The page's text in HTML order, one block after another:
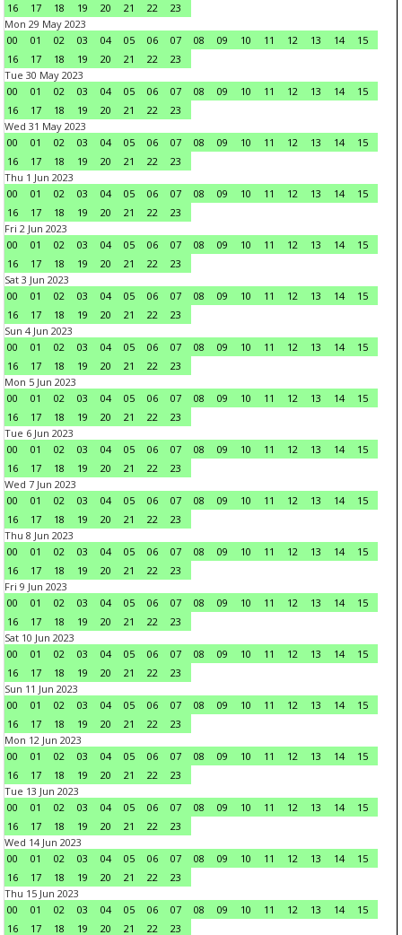
16
17 18 19 20 21 22
23
Mon 29 May 2023
00
01 02 03 04 05 06 07 08 09 10 11 12 13 14
15
16
17 18 19 20 21 22
23
Tue 30 May 2023
00
01 02 03 04 05 06 07 08 09 10 11 12 13 14
15
16
17 18 19 20 21 22
23
Wed 31 May 2023
00
01 02 03 04 05 06 07 08 09 10 11 12 13 14
15
16
17 18 19 20 21 22
23
Thu 1 Jun 2023
00
01 02 03 04 05 06 07 08 09 10 11 12 13 14
15
16
17 18 19 20 21 22
23
Fri 2 Jun 2023
00
01 02 03 04 05 06 07 08 09 10 11 12 13 14
15
16
17 18 19 20 21 22
23
Sat 3 Jun 2023
00
01 02 03 04 05 06 07 08 09 10 11 12 13 14
15
16
17 18 19 20 21 22
23
Sun 4 Jun 2023
00
01 02 03 04 05 06 07 08 09 10 11 12 13 14
15
16
17 18 19 20 21 22
23
Mon 5 Jun 2023
00
01 02 03 04 05 06 07 08 09 10 11 12 13 14
15
16
17 18 19 20 21 22
23
Tue 6 Jun 2023
00
01 02 03 04 05 06 07 08 09 10 11 12 13 14
15
16
17 18 19 20 21 22
23
Wed 7 Jun 2023
00
01 02 03 04 05 06 07 08 09 10 11 12 13 14
15
16
17 18 19 20 21 22
23
Thu 8 Jun 2023
00
01 02 03 04 05 06 07 08 09 10 11 12 13 14
15
16
17 18 19 20 21 22
23
Fri 9 Jun 2023
00
01 02 03 04 05 06 07 08 09 10 11 12 13 14
15
16
17 18 19 20 21 22
23
Sat 10 Jun 2023
00
01 02 03 04 05 06 07 08 09 10 11 12 13 14
15
16
17 18 19 20 21 22
23
Sun 11 Jun 2023
00
01 02 03 04 05 06 07 08 09 10 11 12 13 14
15
16
17 18 19 20 21 22
23
Mon 12 Jun 2023
00
01 02 03 04 05 06 07 08 09 10 11 12 13 14
15
16
17 18 19 20 21 22
23
Tue 13 Jun 2023
00
01 02 03 04 05 06 07 08 09 10 11 12 13 14
15
16
17 18 19 20 21 22
23
Wed 14 Jun 2023
00
01 02 03 04 05 06 07 08 09 10 11 12 13 14
15
16
17 18 19 20 21 22
23
Thu 15 Jun 2023
00
01 02 03 04 05 06 07 08 09 10 11 12 13 14
15
16
17 18 19 20 21 22
23